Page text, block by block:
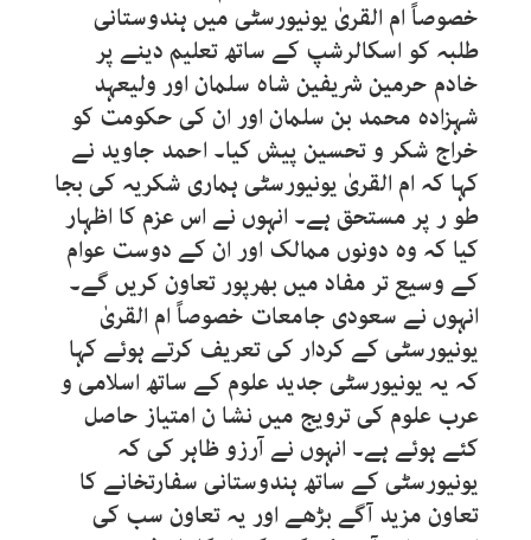
خصوصاً ام القریٰ یونیورسٹی میں ہندوستانی
طلبہ کو اسکالرشپ کے ساتھ تعلیم دینے پر
خادم حرمین شریفین شاہ سلمان اور ولیعہد
شہزادہ محمد بن سلمان اور ان کی حکومت کو
خراج شکر و تحسین پیش کیا۔ احمد جاوید نے
کہا کہ ام القریٰ یونیورسٹی ہماری شکریہ کی بجا
طو ر پر مستحق ہے۔ انہوں نے اس عزم کا اظہار
کیا کہ وہ دونوں ممالک اور ان کے دوست عوام
کے وسیع تر مفاد میں بھرپور تعاون کریں گے۔
انہوں نے سعودی جامعات خصوصاً ام القریٰ
یونیورسٹی کے کردار کی تعریف کرتے ہوئے کہا
کہ یہ یونیورسٹی جدید علوم کے ساتھ اسلامی و
عرب علوم کی ترویج میں نشا ن امتیاز حاصل
کئے ہوئے ہے۔ انہوں نے آرزو ظاہر کی کہ
یونیورسٹی کے ساتھ ہندوستانی سفارتخانے کا
تعاون مزید آگے بڑھے اور یہ تعاون سب کی